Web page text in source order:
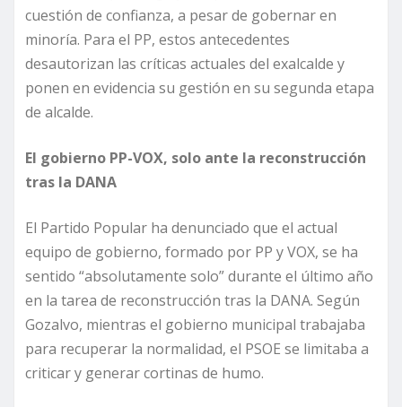
cuestión de confianza, a pesar de gobernar en
minoría. Para el PP, estos antecedentes
desautorizan las críticas actuales del exalcalde y
ponen en evidencia su gestión en su segunda etapa
de alcalde.
El gobierno PP-VOX, solo ante la reconstrucción
tras la DANA
El Partido Popular ha denunciado que el actual
equipo de gobierno, formado por PP y VOX, se ha
sentido “absolutamente solo” durante el último año
en la tarea de reconstrucción tras la DANA. Según
Gozalvo, mientras el gobierno municipal trabajaba
para recuperar la normalidad, el PSOE se limitaba a
criticar y generar cortinas de humo.